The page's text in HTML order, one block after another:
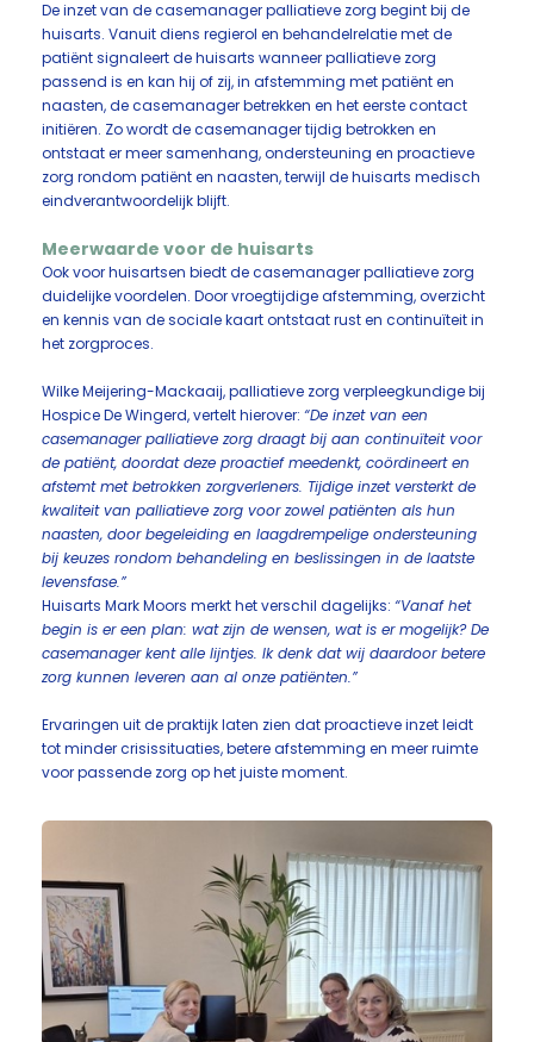
De inzet van de casemanager palliatieve zorg begint bij de
huisarts. Vanuit diens regierol en behandelrelatie met de
patiënt signaleert de huisarts wanneer palliatieve zorg
passend is en kan hij of zij, in afstemming met patiënt en
naasten, de casemanager betrekken en het eerste contact
initiëren. Zo wordt de casemanager tijdig betrokken en
ontstaat er meer samenhang, ondersteuning en proactieve
zorg rondom patiënt en naasten, terwijl de huisarts medisch
eindverantwoordelijk blijft.
Meerwaarde voor de huisarts
Ook voor huisartsen biedt de casemanager palliatieve zorg
duidelijke voordelen. Door vroegtijdige afstemming, overzicht
en kennis van de sociale kaart ontstaat rust en continuïteit in
het zorgproces.
Wilke Meijering-Mackaaij, palliatieve zorg verpleegkundige bij
Hospice De Wingerd, vertelt hierover: “De inzet van een
casemanager palliatieve zorg draagt bij aan continuïteit voor
de patiënt, doordat deze proactief meedenkt, coördineert en
afstemt met betrokken zorgverleners. Tijdige inzet versterkt de
kwaliteit van palliatieve zorg voor zowel patiënten als hun
naasten, door begeleiding en laagdrempelige ondersteuning
bij keuzes rondom behandeling en beslissingen in de laatste
levensfase.”
Huisarts Mark Moors merkt het verschil dagelijks: “Vanaf het
begin is er een plan: wat zijn de wensen, wat is er mogelijk? De
casemanager kent alle lijntjes. Ik denk dat wij daardoor betere
zorg kunnen leveren aan al onze patiënten.”
Ervaringen uit de praktijk laten zien dat proactieve inzet leidt
tot minder crisissituaties, betere afstemming en meer ruimte
voor passende zorg op het juiste moment.